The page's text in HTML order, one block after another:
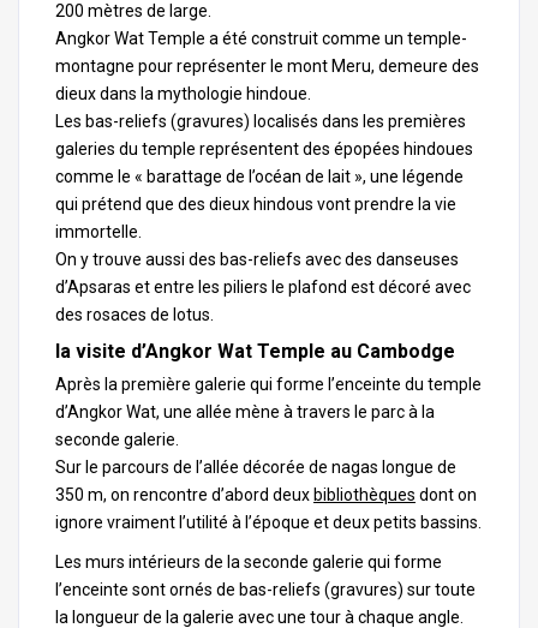
200 mètres de large.
Angkor Wat Temple a été construit comme un temple-
montagne pour représenter le mont Meru, demeure des
dieux dans la mythologie hindoue.
Les bas-reliefs (gravures) localisés dans les premières
galeries du temple représentent des épopées hindoues
comme le « barattage de l’océan de lait », une légende
qui prétend que des dieux hindous vont prendre la vie
immortelle.
On y trouve aussi des bas-reliefs avec des danseuses
d’Apsaras et entre les piliers le plafond est décoré avec
des rosaces de lotus.
la visite d’Angkor Wat Temple au Cambodge
Après la première galerie qui forme l’enceinte du temple
d’Angkor Wat, une allée mène à travers le parc à la
seconde galerie.
Sur le parcours de l’allée décorée de nagas longue de
350 m, on rencontre d’abord deux bibliothèques dont on
ignore vraiment l’utilité à l’époque et deux petits bassins.
Les murs intérieurs de la seconde galerie qui forme
l’enceinte sont ornés de bas-reliefs (gravures) sur toute
la longueur de la galerie avec une tour à chaque angle.